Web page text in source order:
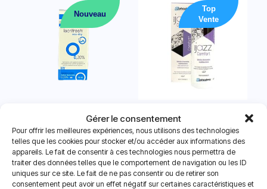
Gérer le consentement
Pour offrir les meilleures expériences, nous utilisons des technologies
telles que les cookies pour stocker et/ou accéder aux informations des
appareils. Le fait de consentir à ces technologies nous permettra de
traiter des données telles que le comportement de navigation ou les ID
uniques sur ce site. Le fait de ne pas consentir ou de retirer son
consentement peut avoir un effet négatif sur certaines caractéristiques et
Nouveau
Goutte Oculaire Hydratante
5.00
sur 5
11.50 €
Top
Vente
Jazz Comfort
Note
4.75
sur 5
A partir de8.70€